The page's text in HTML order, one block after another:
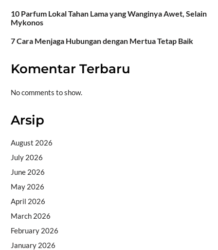
10 Parfum Lokal Tahan Lama yang Wanginya Awet, Selain
Mykonos
7 Cara Menjaga Hubungan dengan Mertua Tetap Baik
Komentar Terbaru
No comments to show.
Arsip
August 2026
July 2026
June 2026
May 2026
April 2026
March 2026
February 2026
January 2026